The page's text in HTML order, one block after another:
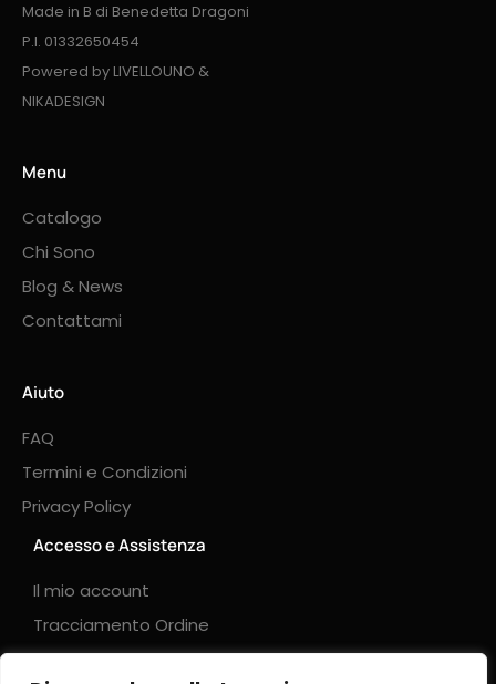
Made in B di Benedetta Dragoni
P.I. 01332650454
Powered by LIVELLOUNO &
NIKADESIGN
Menu
Catalogo
Chi Sono
Blog & News
Contattami
Aiuto
FAQ
Termini e Condizioni
Privacy Policy
Accesso e Assistenza
Il mio account
Tracciamento Ordine
Login